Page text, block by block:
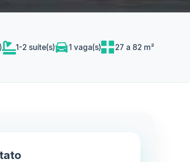
1-2 suíte(s) 1 vaga(s) 27 a 82 m²